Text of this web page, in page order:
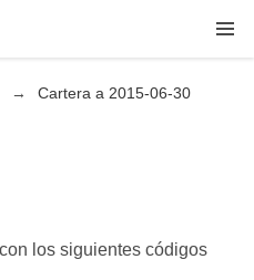
Cartera a 2015-06-30
los siguientes códigos